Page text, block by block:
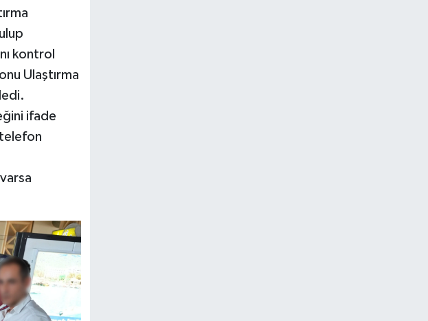
kontrol
Ulaştırma
ifade
telefon